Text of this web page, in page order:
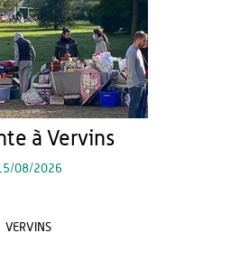
à Vervins
08/2026
VERVINS